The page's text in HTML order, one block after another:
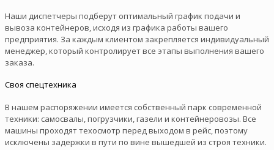
Наши диспетчеры подберут оптимальный график подачи и
вывоза контейнеров, исходя из графика работы вашего
предприятия. За каждым клиентом закрепляется индивидуальный
менеджер, который контролирует все этапы выполнения вашего
заказа.
Своя спецтехника
В нашем распоряжении имеется собственный парк современной
техники: самосвалы, погрузчики, газели и контейнеровозы. Все
машины проходят техосмотр перед выходом в рейс, поэтому
исключены задержки в пути по вине вышедшей из строя техники.